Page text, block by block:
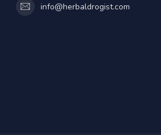
info@herbaldrogist.com